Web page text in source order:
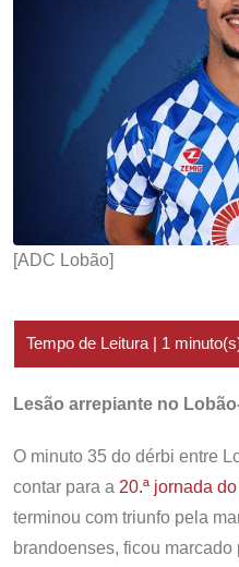
[ADC Lobão]
Lesão arrepiante no
O minuto 35 do dérbi entre
contar para a 20.ª jornada
terminou com triunfo pela
brandoenses, ficou